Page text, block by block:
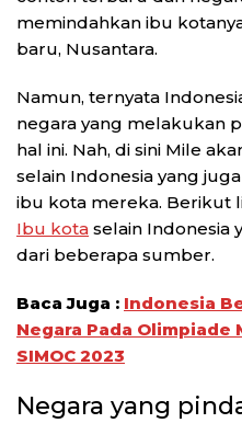
memindahkan ibu
baru, Nusantara.
Namun, ternyata
negara yang melakukan
hal ini. Nah, di sini Mile
selain Indonesia yang
ibu kota mereka. Berikut
Ibu kota selain Indonesia
dari beberapa sumber.
Baca Juga : Indonesia
Negara Pada
SIMOC 2023
Negara yang